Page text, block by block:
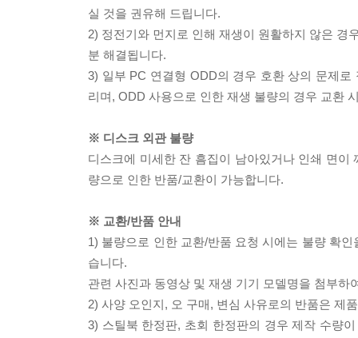
실 것을 권유해 드립니다.
2) 정전기와 먼지로 인해 재생이 원활하지 않은 경
분 해결됩니다.
3) 일부 PC 연결형 ODD의 경우 호환 상의 문제
리며, ODD 사용으로 인한 재생 불량의 경우 교환
※ 디스크 외관 불량
디스크에 미세한 잔 흠집이 남아있거나 인쇄 면
량으로 인한 반품/교환이 가능합니다.
※ 교환/반품 안내
1) 불량으로 인한 교환/반품 요청 시에는 불량 확
습니다.
관련 사진과 동영상 및 재생 기기 모델명을 첨부하
2) 사양 오인지, 오 구매, 변심 사유로의 반품은 제
3) 스틸북 한정판, 초회 한정판의 경우 제작 수량